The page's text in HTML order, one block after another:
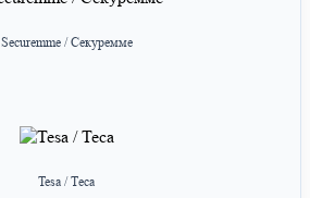
Securemme / Секуремме
Tesa / Теса